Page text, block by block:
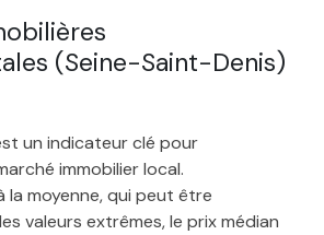
(Seine-Saint-Denis)
un indicateur clé pour
immobilier local.
la moyenne, qui peut être
valeurs extrêmes, le prix médian